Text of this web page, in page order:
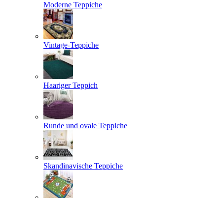
Moderne Teppiche
Vintage-Teppiche
Haariger Teppich
Runde und ovale Teppiche
Skandinavische Teppiche